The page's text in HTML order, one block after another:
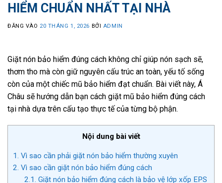
HIỂM CHUẨN NHẤT TẠI NHÀ
ĐĂNG VÀO 20 THÁNG 1, 2026 BỞI ADMIN
Giặt nón bảo hiểm đúng cách không chỉ giúp nón sạch sẽ,
thơm tho mà còn giữ nguyên cấu trúc an toàn, yếu tố sống
còn của một chiếc mũ bảo hiểm đạt chuẩn. Bài viết này, Á
Châu sẽ hướng dẫn bạn cách giặt mũ bảo hiểm đúng cách
tại nhà dựa trên cấu tạo thực tế của từng bộ phận.
Nội dung bài viết
1. Vì sao cần phải giặt nón bảo hiểm thường xuyên
2. Vì sao cần giặt nón bảo hiểm đúng cách
2.1. Giặt nón bảo hiểm đúng cách là bảo vệ lớp xốp EPS